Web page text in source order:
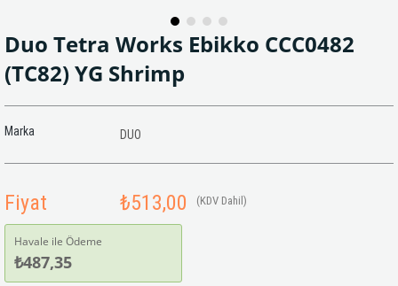
Duo Tetra Works Ebikko CCC0482
(TC82) YG Shrimp
Marka DUO
Fiyat ₺513,00 (KDV Dahil)
Havale ile Ödeme
₺487,35